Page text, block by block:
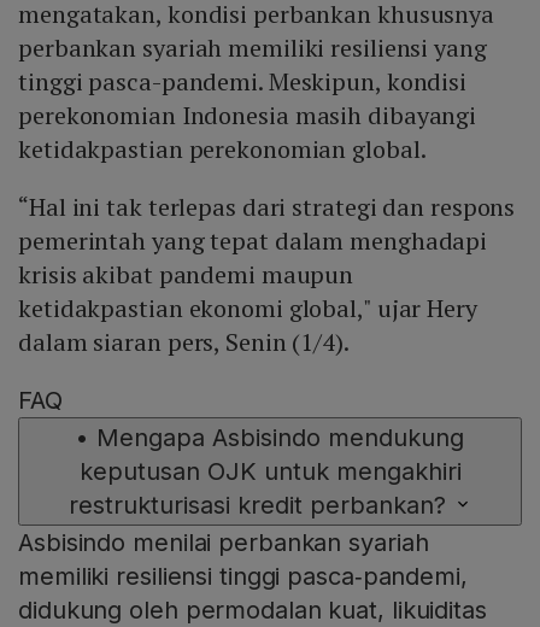
mengatakan, kondisi perbankan khususnya
perbankan syariah memiliki resiliensi yang
tinggi pasca-pandemi. Meskipun, kondisi
perekonomian Indonesia masih dibayangi
ketidakpastian perekonomian global.
“Hal ini tak terlepas dari strategi dan respons
pemerintah yang tepat dalam menghadapi
krisis akibat pandemi maupun
ketidakpastian ekonomi global," ujar Hery
dalam siaran pers, Senin (1/4).
FAQ
• Mengapa Asbisindo mendukung
keputusan OJK untuk mengakhiri
restrukturisasi kredit perbankan?
Asbisindo menilai perbankan syariah
memiliki resiliensi tinggi pasca‑pandemi,
didukung oleh permodalan kuat, likuiditas